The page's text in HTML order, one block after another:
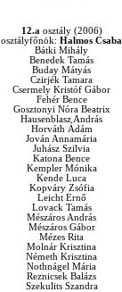
12.a osztály (2006)
osztályfőnök: Halmos Csaba
Bátki Mihály
Benedek Tamás
Buday Mátyás
Czirjék Tamara
Csermely Kristóf Gábor
Fehér Bence
Gosztonyi Nóra Beatrix
Hausenblasz András
Horváth Ádám
Jován Annamária
Juhász Szilvia
Katona Bence
Kempler Mónika
Kende Luca
Kopváry Zsófia
Leicht Ernő
Lovack Tamás
Mészáros András
Mészáros Gábor
Mézes Rita
Molnár Krisztina
Németh Krisztina
Nothnágel Mária
Reznicsek Balázs
Szekulits Szandra